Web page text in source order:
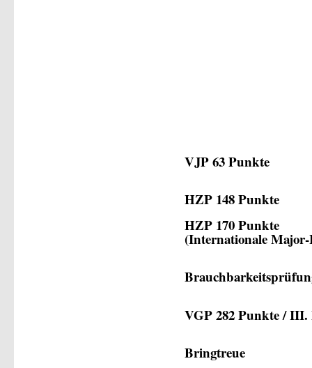
VJP 63 Punkte
HZP 148 Punkte
HZP 170 Punkte
(Internationale
VGP 282 Punkte / III.
Bringtreue